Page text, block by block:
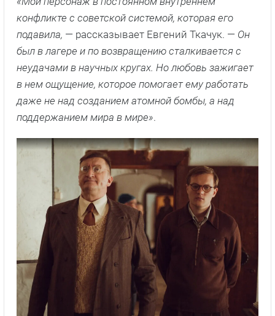
конфликте с советской системой, которая его
подавила, — рассказывает Евгений Ткачук. — Он
был в лагере и по возвращению сталкивается с
неудачами в научных кругах. Но любовь зажигает
в нем ощущение, которое помогает ему работать
даже не над созданием атомной бомбы, а над
поддержанием мира в мире».